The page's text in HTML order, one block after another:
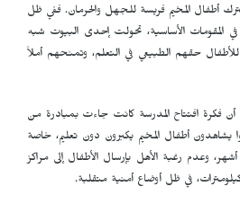
أطفال المخيم فريسة للجهل والحرمان. ففي ظل
المقومات الأساسية، تحولت إحدى البيوت شبه
حقهم الطبيعي في التعلم، وتمنحهم أملاً
فكرة افتتاح المدرسة كانت جاءت بمبادرة من
يشاهدون أطفال المخيم يكبرون دون تعليم، خاصة
وعدم رغبة الأهل بإرسال الأطفال إلى مراكز
في ظل أوضاع أمنية متقلبة.